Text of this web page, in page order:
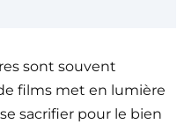
sont souvent
films met en lumière
sacrifier pour le bien